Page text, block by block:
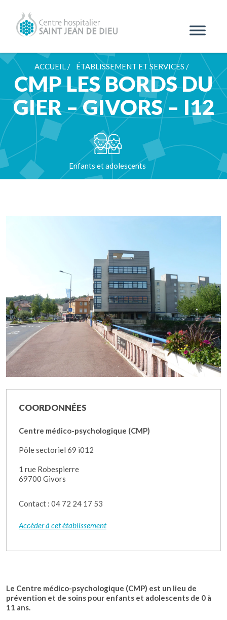
ACCUEIL / ÉTABLISSEMENT ET SERVICES /
CMP LES BORDS DU
GIER – GIVORS – I12
Enfants et adolescents
Le Centre médico-psychologique (CMP) est un lieu de
prévention et de soins pour enfants et adolescents de 0 à
11 ans.
COORDONNÉES
Centre médico-psychologique (CMP)
Pôle sectoriel 69 i012
1 rue Robespierre
69700 Givors
Contact : 04 72 24 17 53
Accéder à cet établissement